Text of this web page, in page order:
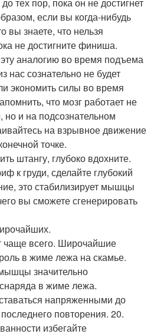
тех пор, пока он не достигнет
если вы когда-нибудь
вы знаете, что нельзя
не достигните финиша.
аналогию во время подъема
нас сознательно не будет
экономить силы во время
что мозг работает не
но и на подсознательном
на взрывное движение
точке.
штангу, глубоко вдохните.
к груди, сделайте глубокий
это стабилизирует мышцы
вы сможете сгенерировать
чаще всего. Широчайшие
в жиме лежа на скамье.
значительно
в жиме лежа.
напряженными до
повторения. 20.
избегайте